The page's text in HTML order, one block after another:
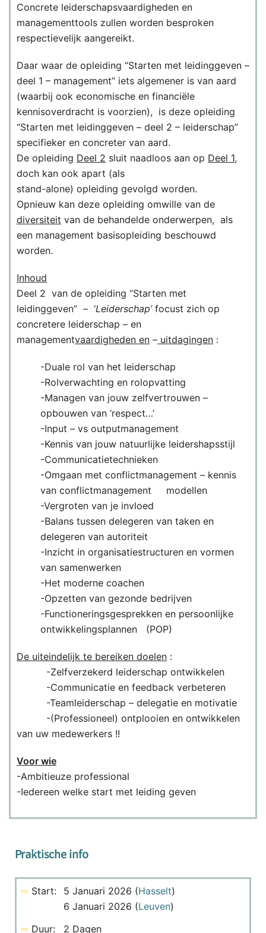
Concrete leiderschapsvaardigheden en
managementtools zullen worden besproken
respectievelijk aangereikt.
Daar waar de opleiding “Starten met leidinggeven –
deel 1 – management” iets algemener is van aard
(waarbij ook economische en financiële
kennisoverdracht is voorzien), is deze opleiding
“Starten met leidinggeven – deel 2 – leiderschap”
specifieker en concreter van aard.
De opleiding Deel 2 sluit naadloos aan op Deel 1,
doch kan ook apart (als
stand-alone) opleiding gevolgd worden.
Opnieuw kan deze opleiding omwille van de
diversiteit van de behandelde onderwerpen, als
een management basisopleiding beschouwd
worden.
Inhoud
Deel 2 van de opleiding “Starten met
leidinggeven” – ‘Leiderschap’focust zich op
concretere leiderschap – en
managementvaardigheden en – uitdagingen :
-Duale rol van het leiderschap
-Rolverwachting en rolopvatting
-Managen van jouw zelfvertrouwen –
opbouwen van ‘respect…’
-Input – vs outputmanagement
-Kennis van jouw natuurlijke leidershapsstijl
-Communicatietechnieken
-Omgaan met conflictmanagement – kennis
van conflictmanagement modellen
-Vergroten van je invloed
-Balans tussen delegeren van taken en
delegeren van autoriteit
-Inzicht in organisatiestructuren en vormen
van samenwerken
-Het moderne coachen
-Opzetten van gezonde bedrijven
-Functioneringsgesprekken en persoonlijke
ontwikkelingsplannen (POP)
De uiteindelijk te bereiken doelen :
-Zelfverzekerd leiderschap ontwikkelen
-Communicatie en feedback verbeteren
-Teamleiderschap – delegatie en motivatie
-(Professioneel) ontplooien en ontwikkelen
van uw medewerkers !!
Voor wie
-Ambitieuze professional
-Iedereen welke start met leiding geven
Praktische info
⇨ Start: 5 Januari 2026 (Hasselt)
6 Januari 2026 (Leuven)
⇨ Duur: 2 Dagen